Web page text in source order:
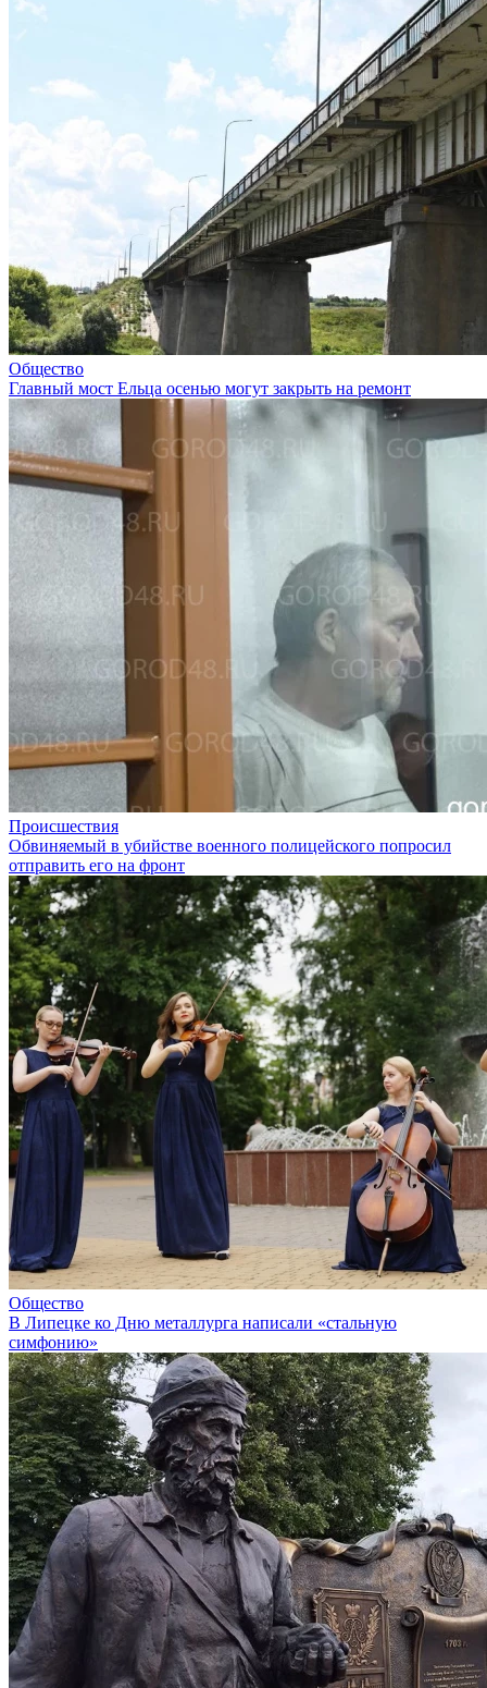
Общество
Главный мост Ельца осенью могут закрыть на ремонт
Происшествия
Обвиняемый в убийстве военного полицейского попросил
отправить его на фронт
Общество
В Липецке ко Дню металлурга написали «стальную
симфонию»